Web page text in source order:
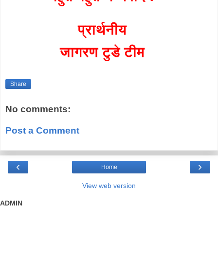
प्रार्थनीय
जागरण टुडे टीम
Share
No comments:
Post a Comment
‹ ›
Home
View web version
ADMIN